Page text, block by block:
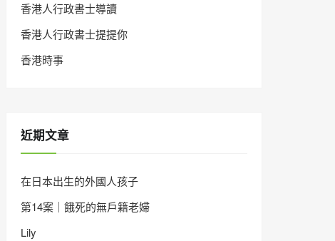
香港人行政書士導讀
香港人行政書士提提你
香港時事
近期文章
在日本出生的外國人孩子
第14案｜餓死的無戶籍老婦
Lily